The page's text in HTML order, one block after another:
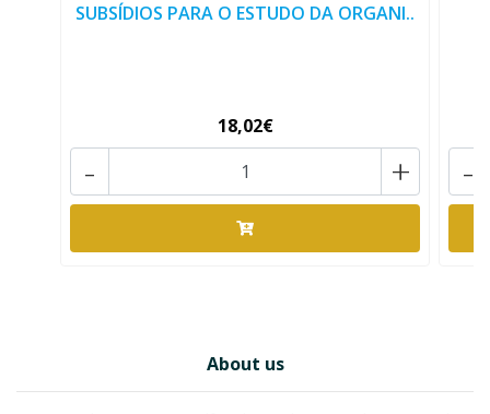
SUBSÍDIOS PARA O ESTUDO DA ORGANI..
18,02€
+
- -
About us